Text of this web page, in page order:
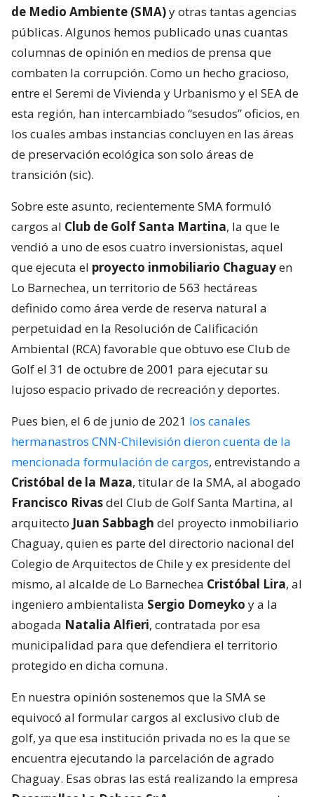
de Medio Ambiente (SMA)y otras tantas agencias
públicas. Algunos hemos publicado unas cuantas
columnas de opinión en medios de prensa que
combaten la corrupción. Como un hecho gracioso,
entre el Seremi de Vivienda y Urbanismo y el SEA de
esta región, han intercambiado “sesudos” oficios, en
los cuales ambas instancias concluyen en las áreas
de preservación ecológica son solo áreas de
transición (sic).
Sobre este asunto, recientemente SMA formuló
cargos al Club de Golf Santa Martina, la que le
vendió a uno de esos cuatro inversionistas, aquel
que ejecuta el proyecto inmobiliario Chaguayen
Lo Barnechea, un territorio de 563 hectáreas
definido como área verde de reserva natural a
perpetuidad en la Resolución de Calificación
Ambiental (RCA) favorable que obtuvo ese Club de
Golf el 31 de octubre de 2001 para ejecutar su
lujoso espacio privado de recreación y deportes.
Pues bien, el 6 de junio de 2021 los canales
hermanastros CNN-Chilevisión dieron cuenta de la
mencionada formulación de cargos, entrevistando a
Cristóbal de la Maza, titular de la SMA, al abogado
Francisco Rivasdel Club de Golf Santa Martina, al
arquitecto Juan Sabbagh del proyecto inmobiliario
Chaguay, quien es parte del directorio nacional del
Colegio de Arquitectos de Chile y ex presidente del
mismo, al alcalde de Lo Barnechea Cristóbal Lira, al
ingeniero ambientalista Sergio Domeyko y a la
abogada Natalia Alfieri, contratada por esa
municipalidad para que defendiera el territorio
protegido en dicha comuna.
En nuestra opinión sostenemos que la SMA se
equivocó al formular cargos al exclusivo club de
golf, ya que esa institución privada no es la que se
encuentra ejecutando la parcelación de agrado
Chaguay. Esas obras las está realizando la empresa